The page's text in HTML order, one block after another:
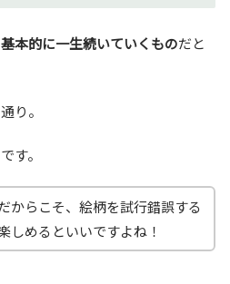
本的に一生続いていくものだと
り。
す。
からこそ、絵柄を試行錯誤する
しめるといいですよね！